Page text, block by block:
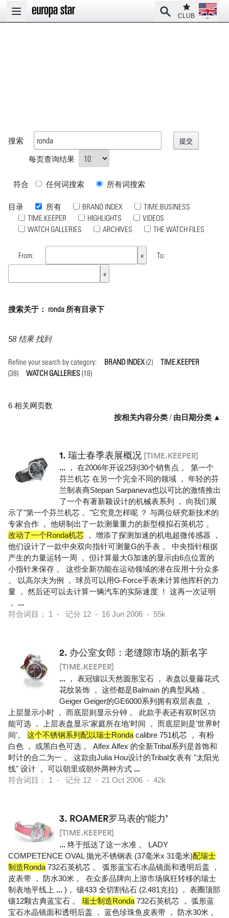
Open main menu
SearchClub
CLUB
Open
搜索
每页查询结果
符合 任何词搜索 所有词搜索
目录 所有 BRAND INDEX
TIME.BUSINESS
TIME.KEEPER
HIGHLIGHTS
VIDEOS
WATCH GALLERIES
ARCHIVES THE WATCH FILES
From: To:
搜索关于： ronda 所有目录下
58 结果 找到
Refine your search by category: BRAND INDEX(2)
TIME.KEEPER
(38)
WATCH GALLERIES(18)
6 相关网页数
按相关内容分类/ 由日期分类 ▲
1. 瑞士春季表展概况 [TIME.KEEPER]
... ， 在2006年开设25到30个销售点 。 第一个
芬兰机芯 在另一个完全不同的领域 ， 年轻的芬
兰制表商Stepan Sarpaneva也以可比的激情推出
了一个有著新颖设计的机械表系列 ， 向我们展
示了"第一个芬兰机芯 。"它究竟怎样呢 ？ 与两位研究新技术的
专家合作 ， 他研制出了一款测量重力的新型模拟石英机芯 。
改动了一个Ronda机芯 ， 增添了探测加速的机电超微传感器 ，
他们设计了一款中央双向指针可测量G的手表 。 中央指针根据
产生的力量运转一周 ， 但计算最大G加速的显示由6点位置的
小指针来保存 。 这些全新功能在运动领域的潜在应用十分众多
。 以高尔夫为例 ， 球员可以用G-Force手表来计算他挥杆的力
量 ， 然后还可以去计算一辆汽车的实际速度 ！ 这再一次证明
， ...
符合词目： 1 - 记分 12 - 16 Jun 2006 - 55k
2. 办公室女郎：老缝隙市场的新名字
[TIME.KEEPER]
... ， 表冠镶以天然圆形宝石 ， 表盘以曼藤花式
花纹装饰 ， 这些都是Balmain 的典型风格 。
Geiger Geiger的GE6000系列拥有双层表盘 ，
上层显示小时 ， 而底层则显示分钟 。 此款手表还有双时区功
能可选 ， 上层表盘显示'家庭所在地'时间 ， 而底层则是'世界时
间'。 这个不锈钢系列配以瑞士Ronda calibre 751机芯 ， 有粉
白色 ， 或黑白色可选 。 Alfex Alfex 的全新Tribal系列是首饰和
时计的合二为一 。 这款由Julia Hou设计的Tribal女表有 "太阳光
线" 设计 ， 可以朝里或朝外两种方式 ...
符合词目： 1 - 记分 12 - 21 Oct 2006 - 42k
3. ROAMER罗马表的‘能力’
[TIME.KEEPER]
... 终于抵达了这一水准 。 LADY
COMPETENCE OVAL 抛光不锈钢表 (37毫米x 31毫米)配瑞士
制造Ronda 732石英机芯 。 弧形蓝宝石水晶镜面和透明后盖 ，
皮表带 ， 防水30米 。 在众多品牌向上游市场疯狂转移的瑞士
制表地平线上 ... )， 镶433 全切割钻石 (2.481克拉) ， 表圈顶部
镶12颗古典蓝宝石 。 瑞士制造Ronda 732石英机芯 ， 弧形蓝
宝石水晶镜面和透明后盖 ， 蓝色珍珠鱼皮表带 ， 防水30米 。